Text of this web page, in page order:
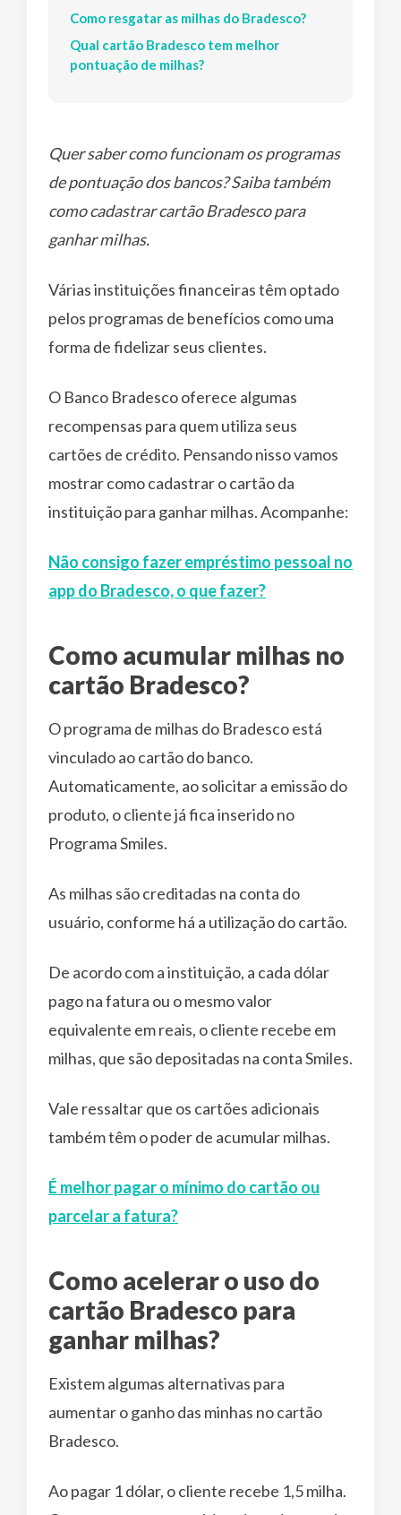
Como resgatar as milhas do Bradesco?
Qual cartão Bradesco tem melhor
pontuação de milhas?
Quer saber como funcionam os programas
de pontuação dos bancos? Saiba também
como cadastrar cartão Bradesco para
ganhar milhas.
Várias instituições financeiras têm optado
pelos programas de benefícios como uma
forma de fidelizar seus clientes.
O Banco Bradesco oferece algumas
recompensas para quem utiliza seus
cartões de crédito. Pensando nisso vamos
mostrar como cadastrar o cartão da
instituição para ganhar milhas. Acompanhe:
Não consigo fazer empréstimo pessoal no
app do Bradesco, o que fazer?
Como acumular milhas no
cartão Bradesco?
O programa de milhas do Bradesco está
vinculado ao cartão do banco.
Automaticamente, ao solicitar a emissão do
produto, o cliente já fica inserido no
Programa Smiles.
As milhas são creditadas na conta do
usuário, conforme há a utilização do cartão.
De acordo com a instituição, a cada dólar
pago na fatura ou o mesmo valor
equivalente em reais, o cliente recebe em
milhas, que são depositadas na conta Smiles.
Vale ressaltar que os cartões adicionais
também têm o poder de acumular milhas.
É melhor pagar o mínimo do cartão ou
parcelar a fatura?
Como acelerar o uso do
cartão Bradesco para
ganhar milhas?
Existem algumas alternativas para
aumentar o ganho das minhas no cartão
Bradesco.
Ao pagar 1 dólar, o cliente recebe 1,5 milha.